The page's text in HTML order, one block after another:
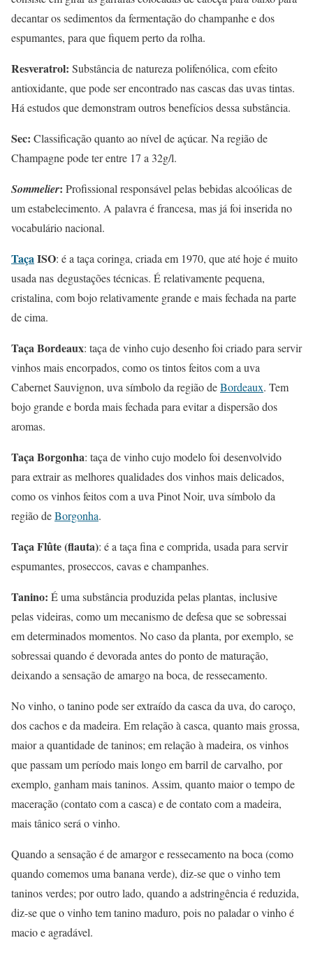
decantar os sedimentos da fermentação do champanhe e dos
espumantes, para que fiquem perto da rolha.
Resveratrol: Substância de natureza polifenólica, com efeito
antioxidante, que pode ser encontrado nas cascas das uvas tintas.
Há estudos que demonstram outros benefícios dessa substância.
Sec: Classificação quanto ao nível de açúcar. Na região de
Champagne pode ter entre 17 a 32g/l.
Sommelier: Profissional responsável pelas bebidas alcoólicas de
um estabelecimento. A palavra é francesa, mas já foi inserida no
vocabulário nacional.
TaçaISO: é a taça coringa, criada em 1970, que até hoje é muito
usada nas degustações técnicas. É relativamente pequena,
cristalina, com bojo relativamente grande e mais fechada na parte
de cima.
Taça Bordeaux: taça de vinho cujo desenho foi criado para servir
vinhos mais encorpados, como os tintos feitos com a uva
Cabernet Sauvignon, uva símbolo da região deBordeaux. Tem
bojo grande e borda mais fechada para evitar a dispersão dos
aromas.
Taça Borgonha: taça de vinho cujo modelo foi desenvolvido
para extrair as melhores qualidades dos vinhos mais delicados,
como os vinhos feitos com a uva Pinot Noir, uva símbolo da
região deBorgonha.
Taça Flûte (flauta): é a taça fina e comprida, usada para servir
espumantes, proseccos, cavas e champanhes.
Tanino: É uma substância produzida pelas plantas, inclusive
pelas videiras, como um mecanismo de defesa que se sobressai
em determinados momentos. No caso da planta, por exemplo, se
sobressai quando é devorada antes do ponto de maturação,
deixando a sensação de amargo na boca, de ressecamento.
No vinho, o tanino pode ser extraído da casca da uva, do caroço,
dos cachos e da madeira. Em relação à casca, quanto mais grossa,
maior a quantidade de taninos; em relação à madeira, os vinhos
que passam um período mais longo em barril de carvalho, por
exemplo, ganham mais taninos. Assim, quanto maior o tempo de
maceração (contato com a casca) e de contato com a madeira,
mais tânico será o vinho.
Quando a sensação é de amargor e ressecamento na boca (como
quando comemos uma banana verde), diz-se que o vinho tem
taninos verdes; por outro lado, quando a adstringência é reduzida,
diz-se que o vinho tem tanino maduro, pois no paladar o vinho é
macio e agradável.